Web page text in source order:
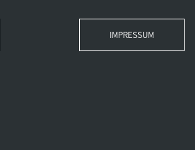
IMPRESSUM